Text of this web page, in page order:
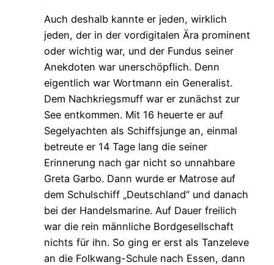
Auch deshalb kannte er jeden, wirklich
jeden, der in der vordigitalen Ära prominent
oder wichtig war, und der Fundus seiner
Anekdoten war unerschöpflich. Denn
eigentlich war Wortmann ein Generalist.
Dem Nachkriegsmuff war er zunächst zur
See entkommen. Mit 16 heuerte er auf
Segelyachten als Schiffsjunge an, einmal
betreute er 14 Tage lang die seiner
Erinnerung nach gar nicht so unnahbare
Greta Garbo. Dann wurde er Matrose auf
dem Schulschiff „Deutschland“ und danach
bei der Handelsmarine. Auf Dauer freilich
war die rein männliche Bordgesellschaft
nichts für ihn. So ging er erst als Tanzeleve
an die Folkwang-Schule nach Essen, dann